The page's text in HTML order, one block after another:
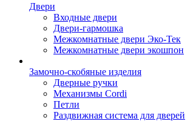
Двери
Входные двери
Двери-гармошка
Межкомнатные двери Эко-Тек
Межкомнатные двери экошпон
Замочно-скобяные изделия
Дверные ручки
Механизмы Cordi
Петли
Раздвижная система для дверей